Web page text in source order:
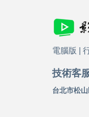
電腦版
技術客
台北市松